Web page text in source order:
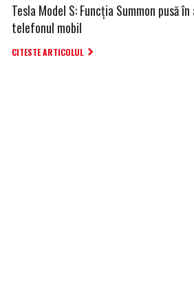
Tesla Model S: Funcția Summon pusă
telefonul mobil
CITESTE ARTICOLUL